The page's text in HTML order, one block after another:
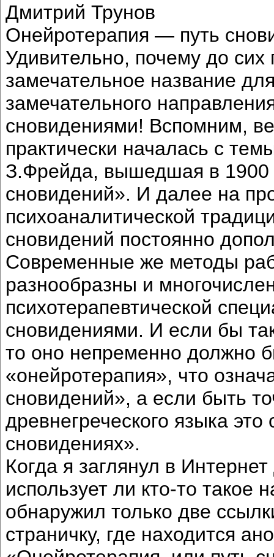
Дмитрий Трунов
Онейротерапия — путь
Удивительно, почему до сих
замечательное название
замечательного
сновидениями! Вспомним,
практически началась с
З.Фрейда, вышедшая в 1900
сновидений». И далее на
психоаналитической
сновидений постоянно
Современные же методы
разнообразны и
психотерапевтической
сновидениями. И если бы
то оно непременно должно
«онейротерапия», что
сновидений», а если быть
древнегреческого языка
сновидениях».
Когда я заглянул в
использует ли кто-то такое
обнаружил только две
страничку, где находится